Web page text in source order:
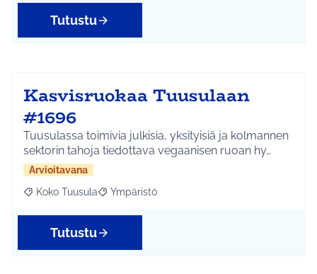
Tutustu
Kasvisruokaa Tuusulaan
#1696
Tuusulassa toimivia julkisia, yksityisiä ja kolmannen
sektorin tahoja tiedottava vegaanisen ruoan hy…
Arvioitavana
Rajaa tulokset aihepiirin mukaan: Koko Tuusula
Koko Tuusula Rajaa tulokset teeman mukaan: Ympäristö
Ympäristö
Tutustu